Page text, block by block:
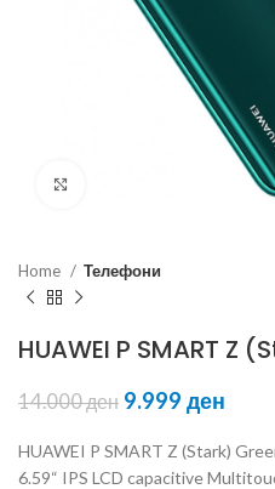
Home Телефони
HUAWEI P SMART Z
14.000ден 9.999 ден
HUAWEI P SMART Z (Stark)
6.59“ IPS LCD capacitive